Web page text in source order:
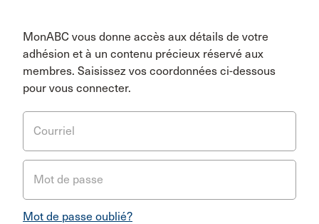
MonABC vous donne accès aux détails de votre
adhésion et à un contenu précieux réservé aux
membres. Saisissez vos coordonnées ci-dessous
pour vous connecter.
Courriel
Mot de passe
Mot de passe oublié?